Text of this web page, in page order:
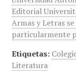
Editorial
Armas y Letras
particularmente
Etiquetas:
Literatura